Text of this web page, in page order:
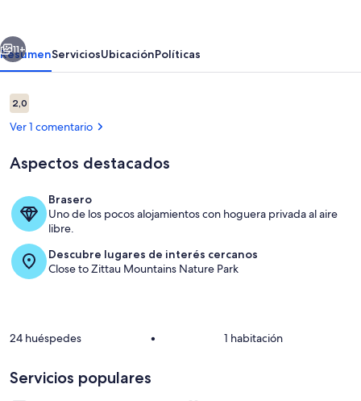
Ardilla"
Siguiente
11+
ResumenServiciosUbicaciónPolíticas
Comentarios
2,02,0 de 10
Ver 1 comentario
Aspectos destacados
Brasero
Uno de los pocos alojamientos con hoguera privada al aire
libre.
Descubre lugares de interés cercanos
Close to Zittau Mountains Nature Park
24 huéspedes • 1 habitación
Servicios populares